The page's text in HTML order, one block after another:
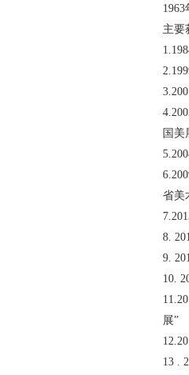
主要
国美
省美
8.
9.
10.
展”
13 .